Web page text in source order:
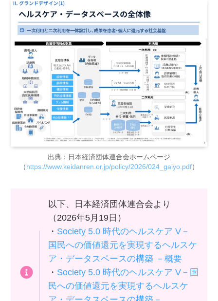
出典：日本経済団体連合会ホームページ
（https://www.keidanren.or.jp/policy/2026/024_gaiyo.pdf）
以下、日本経済団体連合会より
（2026年5月19日）
・ Society 5.0 時代のヘルスケア V－
国民への価値還元を実現するヘルスケ
ア・データスペースの構築 －概要
・ Society 5.0 時代のヘルスケア V－国
民への価値還元を実現するヘルスケ